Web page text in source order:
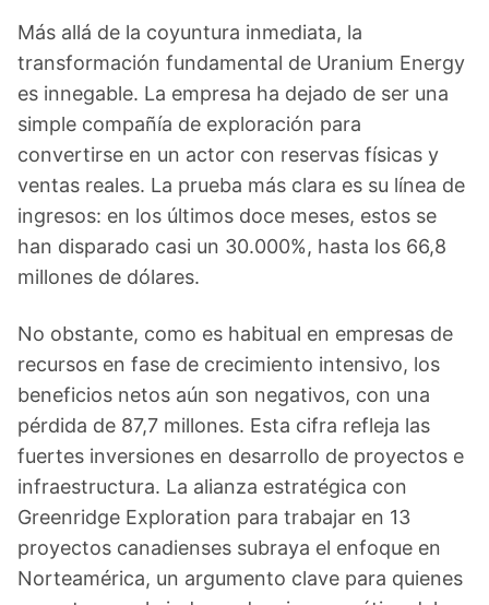
Más allá de la coyuntura inmediata, la
transformación fundamental de Uranium Energy
es innegable. La empresa ha dejado de ser una
simple compañía de exploración para
convertirse en un actor con reservas físicas y
ventas reales. La prueba más clara es su línea de
ingresos: en los últimos doce meses, estos se
han disparado casi un 30.000%, hasta los 66,8
millones de dólares.
No obstante, como es habitual en empresas de
recursos en fase de crecimiento intensivo, los
beneficios netos aún son negativos, con una
pérdida de 87,7 millones. Esta cifra refleja las
fuertes inversiones en desarrollo de proyectos e
infraestructura. La alianza estratégica con
Greenridge Exploration para trabajar en 13
proyectos canadienses subraya el enfoque en
Norteamérica, un argumento clave para quienes